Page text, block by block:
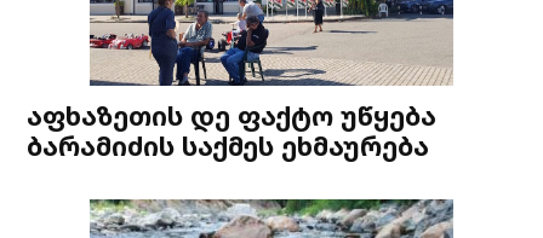
აფხაზეთის დე ფაქტო უწყება
ბარამიძის საქმეს ეხმაურება